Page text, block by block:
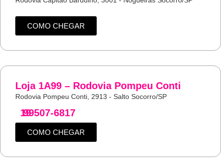
COMO CHEGAR
Loja 1A99 – Rodovia Pompeu Conti
Rodovia Pompeu Conti, 2913 - Salto Socorro/SP
19
99507-6817
COMO CHEGAR